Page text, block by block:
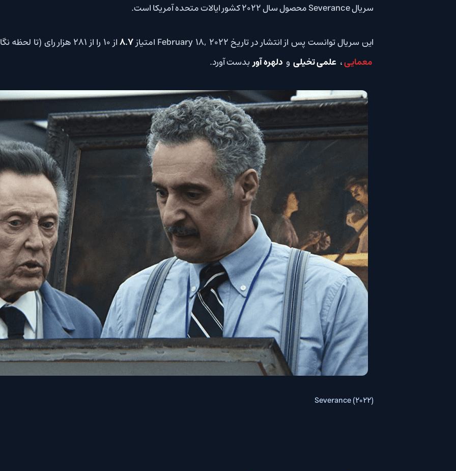
سریال Severance محصول سال 2022 کشور ایالات متحده آمریکا است.
این سریال توانست پس از انتشار در تاریخ February 18, 2022 امتیاز 8.7از 10 را از 281 هزار رای (تا لحظه نگارش این پست) در سایت در ژانر های
معمایی، علمی تخیلی و دلهره آور بدست آورد.
Severance (2022)